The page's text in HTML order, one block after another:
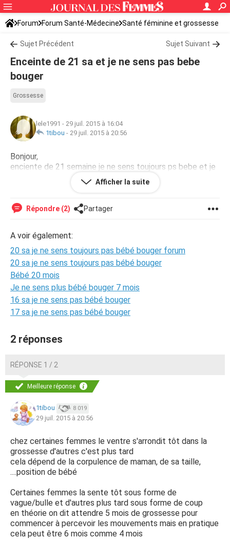
Forum Forum Santé-Médecine Santé féminine et grossesse
Sujet Précédent Sujet Suivant
Enceinte de 21 sa et je ne sens pas bebe
bouger
Grossesse
lele1991 - 29 juil. 2015 à 16:04
1tibou - 29 juil. 2015 à 20:56
Bonjour,
enciente de 21 semaine je ne sens toujours ps bebe et je
ne prend pas de poid sa m inquiete s et ma premiere
grossesse je sai ps koi faire
Afficher la suite
Répondre (2) Partager
A voir également:
20 sa je ne sens toujours pas bébé bouger forum
20 sa je ne sens toujours pas bébé bouger
Bébé 20 mois
Je ne sens plus bébé bouger 7 mois
16 sa je ne sens pas bébé bouger
17 sa je ne sens pas bébé bouger
2 réponses
RÉPONSE 1 / 2
Meilleure réponse
1tibou 8 019
29 juil. 2015 à 20:56
chez certaines femmes le ventre s'arrondit tôt dans la
grossesse d'autres c'est plus tard
cela dépend de la corpulence de maman, de sa taille,
....position de bébé
Certaines femmes la sente tôt sous forme de
vague/bulle et d'autres plus tard sous forme de coup
en théorie on dit attendre 5 mois de grossesse pour
commencer à percevoir les mouvements mais en pratique
cela peut être 6 mois comme 4 mois